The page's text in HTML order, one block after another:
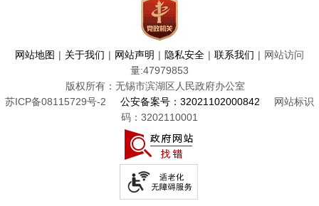
网站地图 | 关于我们 | 网站声明 | 隐私安全 | 联系我们 | 网站访问
量:47979853
版权所有：无锡市滨湖区人民政府办公室
苏ICP备08115729号-2
公安备案号：32021102000842
网站标识
码：3202110001